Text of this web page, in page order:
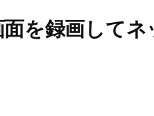
を録画してネ